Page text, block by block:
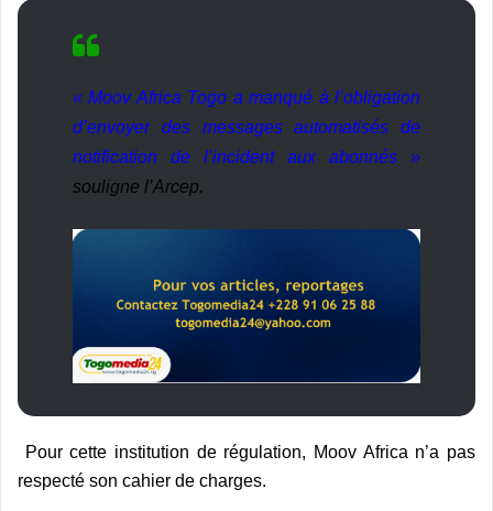
« Moov Africa Togo a manqué à l’obligation
d’envoyer des messages automatisés de
notification de l’incident aux abonnés »
souligne l’Arcep.
Pour cette institution de régulation, Moov Africa n’a pas
respecté son cahier de charges.